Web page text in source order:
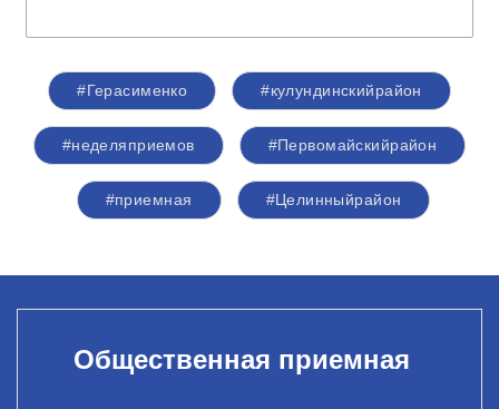
#Герасименко #кулундинскийрайон
#неделяприемов #Первомайскийрайон
#приемная #Целинныйрайон
Общественная приемная